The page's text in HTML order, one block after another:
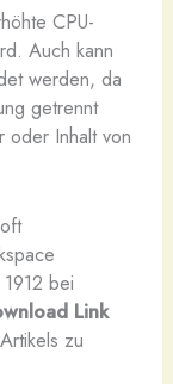
CPU-
Auch kann
werden, da
getrennt
oder Inhalt von
bei
Link
zu